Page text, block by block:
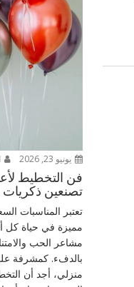
يونيو 23, 2026
فن التخطيط
تصنعين ذكريات
تعتبر المناسبات
مميزة في حياة كل
مشاعر الحب
بالدفء. كمشرفة
منزلي، أجد أن